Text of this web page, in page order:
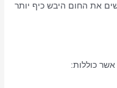
את החום היבש כיף יותר
אשר כוללות: